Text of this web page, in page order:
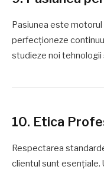
Pasiunea este
perfecționeze
studieze noi tehnologii
10. Etica
Respectarea
clientul sunt esențiale.